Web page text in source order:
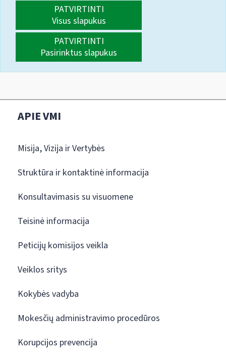
PATVIRTINTI
Visus slapukus
PATVIRTINTI
Pasirinktus slapukus
APIE VMI
Misija, Vizija ir Vertybės
Struktūra ir kontaktinė informacija
Konsultavimasis su visuomene
Teisinė informacija
Peticijų komisijos veikla
Veiklos sritys
Kokybės vadyba
Mokesčių administravimo procedūros
Korupcijos prevencija